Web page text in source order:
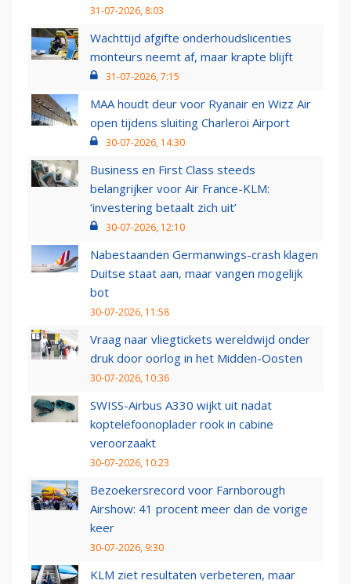
31-07-2026, 8:03
Wachttijd afgifte onderhoudslicenties
monteurs neemt af, maar krapte blijft
31-07-2026, 7:15
MAA houdt deur voor Ryanair en Wizz Air
open tijdens sluiting Charleroi Airport
30-07-2026, 14:30
Business en First Class steeds
belangrijker voor Air France-KLM:
‘investering betaalt zich uit’
30-07-2026, 12:10
Nabestaanden Germanwings-crash klagen
Duitse staat aan, maar vangen mogelijk
bot
30-07-2026, 11:58
Vraag naar vliegtickets wereldwijd onder
druk door oorlog in het Midden-Oosten
30-07-2026, 10:36
SWISS-Airbus A330 wijkt uit nadat
koptelefoonoplader rook in cabine
veroorzaakt
30-07-2026, 10:23
Bezoekersrecord voor Farnborough
Airshow: 41 procent meer dan de vorige
keer
30-07-2026, 9:30
KLM ziet resultaten verbeteren, maar